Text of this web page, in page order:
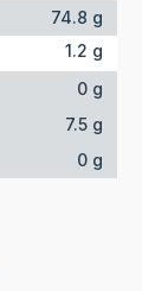
74.8 g
1.2 g
0 g
7.5 g
0 g